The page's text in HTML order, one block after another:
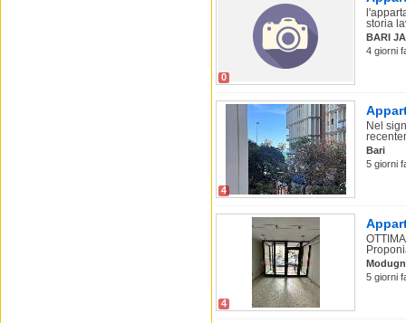
0
storia
BARI
4 giorni
4
Nel
Bari
5 giorni
4
5 giorni